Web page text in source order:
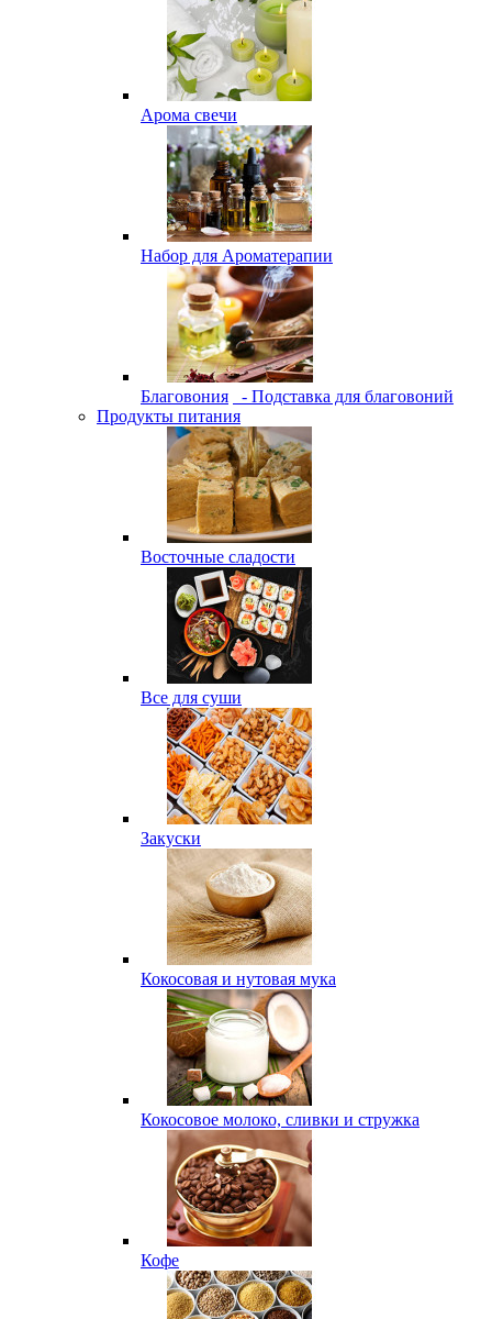
Арома свечи
Набор для Ароматерапии
Благовония
- Подставка для благовоний
Продукты питания
Восточные сладости
Все для суши
Закуски
Кокосовая и нутовая мука
Кокосовое молоко, сливки и стружка
Кофе